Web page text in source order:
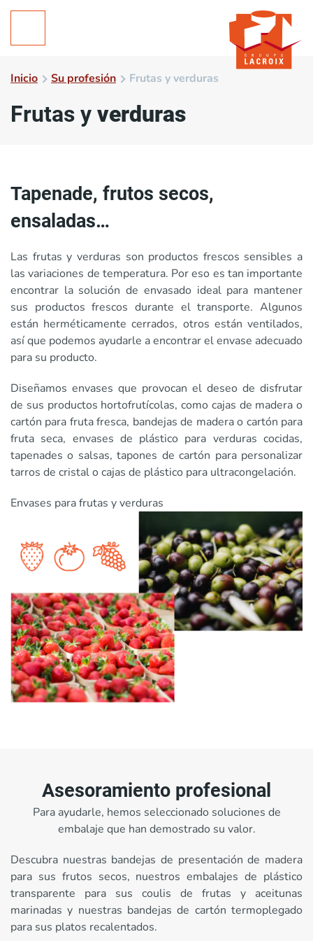
Inicio Su profesión Frutas y verduras
Frutas y verduras
Tapenade, frutos secos,
ensaladas…
Las frutas y verduras son productos frescos sensibles a
las variaciones de temperatura. Por eso es tan importante
encontrar la solución de envasado ideal para mantener
sus productos frescos durante el transporte. Algunos
están herméticamente cerrados, otros están ventilados,
así que podemos ayudarle a encontrar el envase adecuado
para su producto.
Diseñamos envases que provocan el deseo de disfrutar
de sus productos hortofrutícolas, como cajas de madera o
cartón para fruta fresca, bandejas de madera o cartón para
fruta seca, envases de plástico para verduras cocidas,
tapenades o salsas, tapones de cartón para personalizar
tarros de cristal o cajas de plástico para ultracongelación.
Envases para frutas y verduras
Asesoramiento profesional
Para ayudarle, hemos seleccionado soluciones de
embalaje que han demostrado su valor.
Descubra nuestras bandejas de presentación de madera
para sus frutos secos, nuestros embalajes de plástico
transparente para sus coulis de frutas y aceitunas
marinadas y nuestras bandejas de cartón termoplegado
para sus platos recalentados.